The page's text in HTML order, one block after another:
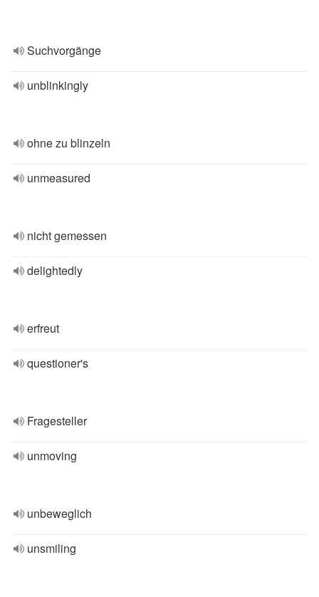
Suchvorgänge
unblinkingly
ohne zu blinzeln
unmeasured
nicht gemessen
delightedly
erfreut
questioner's
Fragesteller
unmoving
unbeweglich
unsmiling